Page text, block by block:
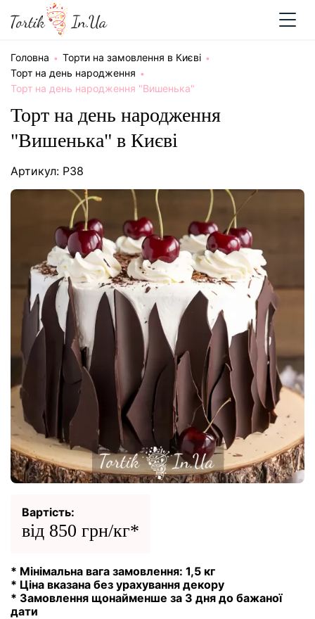
Головна
Торти на замовлення в Києві
Торт на день народження
Торт на день народження "Вишенька"
Торт на день народження
"Вишенька" в Києві
Артикул: P38
Вартість:
від 850 грн/кг*
* Мінімальна вага замовлення: 1,5 кг
* Ціна вказана без урахування декору
* Замовлення щонайменше за 3 дня до бажаної
дати